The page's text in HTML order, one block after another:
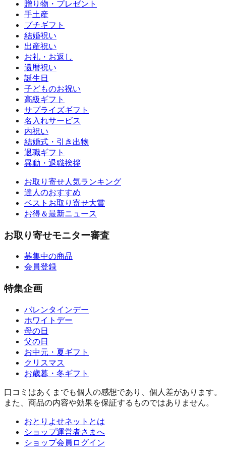
贈り物・プレゼント
手土産
プチギフト
結婚祝い
出産祝い
お礼・お返し
還暦祝い
誕生日
子どものお祝い
高級ギフト
サプライズギフト
名入れサービス
内祝い
結婚式・引き出物
退職ギフト
異動・退職挨拶
お取り寄せ人気ランキング
達人のおすすめ
ベストお取り寄せ大賞
お得＆最新ニュース
お取り寄せモニター審査
募集中の商品
会員登録
特集企画
バレンタインデー
ホワイトデー
母の日
父の日
お中元・夏ギフト
クリスマス
お歳暮・冬ギフト
口コミはあくまでも個人の感想であり、個人差があります。
また、商品の内容や効果を保証するものではありません。
おとりよせネットとは
ショップ運営者さまへ
ショップ会員ログイン